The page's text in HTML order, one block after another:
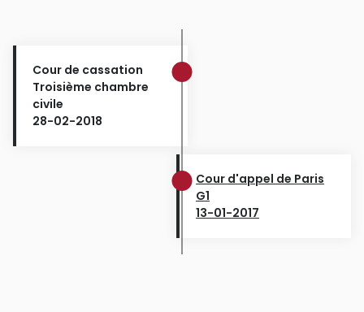
Cour de cassation
Troisième chambre
civile
28-02-2018
Cour d'appel de Paris
G1
13-01-2017